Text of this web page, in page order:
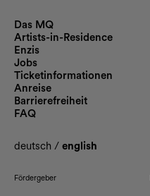
Das MQ
Artists-in-Residence
Enzis
Jobs
Ticketinformationen
Anreise
Barrierefreiheit
FAQ
deutsch / english
Fördergeber